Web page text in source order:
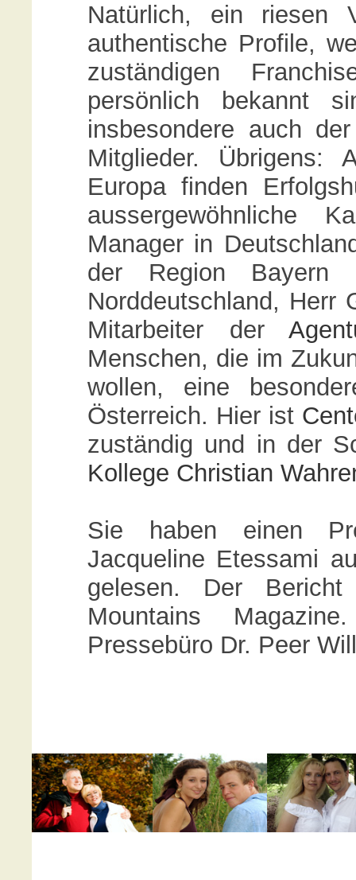
Natürlich, ein riesen
authentische Profile,
zuständigen
persönlich bekannt
insbesondere auch
Mitglieder. Übrigens:
Europa finden
aussergewöhnliche
Manager in
der Region
Norddeutschland, Herr
Mitarbeiter der
Menschen, die im
wollen, eine
Österreich. Hier ist
zuständig und in der
Kollege Christian
Sie haben einen
Jacqueline Etessami
gelesen. Der
Mountains
Pressebüro Dr. Peer